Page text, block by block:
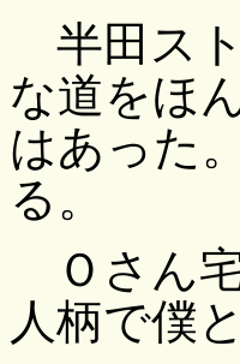
半田ス
な道をほ
はあった
る。
Ｏさん
人柄で僕